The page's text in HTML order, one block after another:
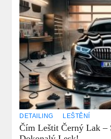
DETAILING LEŠTĚNÍ
Čím Leštit Černý Lak –